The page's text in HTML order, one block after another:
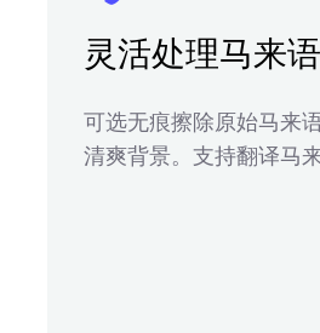
灵活处理马来
可选无痕擦除原始马来
清爽背景。支持翻译马